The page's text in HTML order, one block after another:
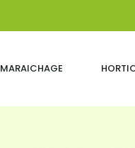
MARAICHAGE